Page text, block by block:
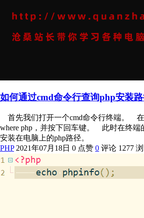
如何通过cmd命令行查询php安装路
首先我们打开一个cmd命令行终端。
where php，并按下回车键。 此时在终端
安装在电脑上的php路径。
PHP 2021年07月18日 0 点赞 0 评论 1277